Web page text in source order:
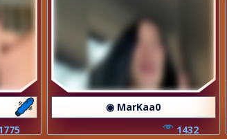
◉ MarKaa0
1432